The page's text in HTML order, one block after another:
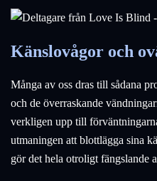
Känslovågor och
Många av oss dras till sådana
och de överraskande
verkligen upp till
utmaningen att blottlägga sina
gör det hela otroligt fängslande